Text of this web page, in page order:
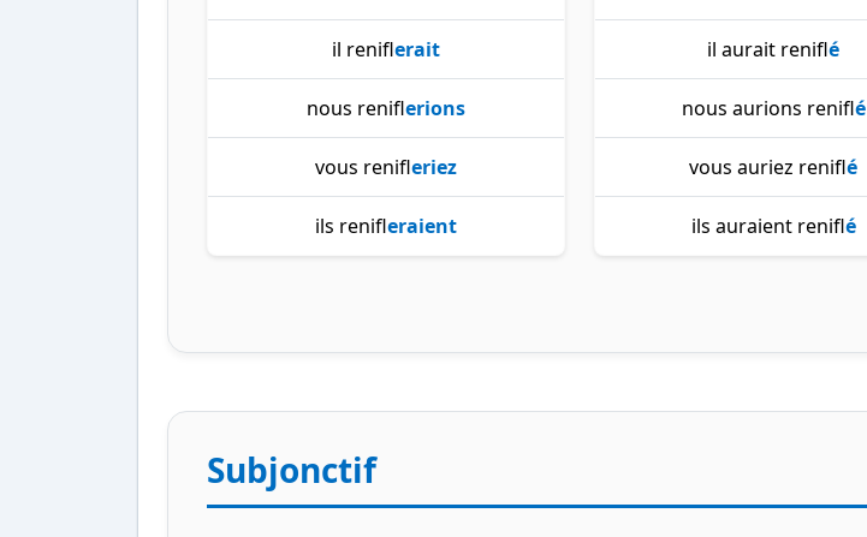
il reniflerait
nous reniflerions
vous renifleriez
ils renifleraient
il aurait reniflé
nous aurions reniflé
vous auriez reniflé
ils auraient reniflé
Subjonctif